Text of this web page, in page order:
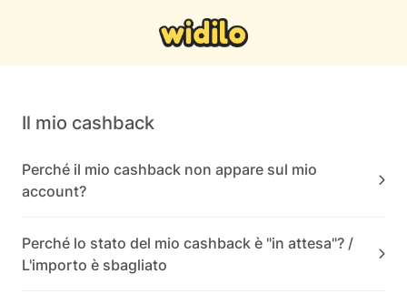
Il mio cashback
Perché il mio cashback non appare sul mio
account?
Perché lo stato del mio cashback è "in attesa"? /
L'importo è sbagliato